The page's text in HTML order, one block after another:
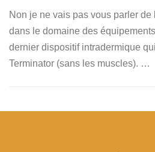
Non je ne vais pas vous parler de
dans le domaine des
dernier dispositif intradermique
Terminator (sans les muscles). …